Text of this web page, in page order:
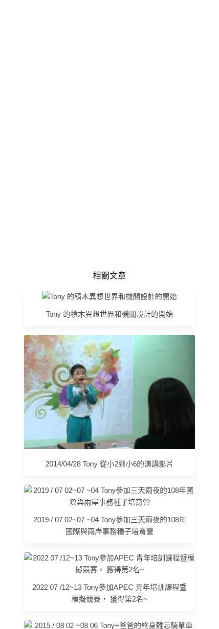
相關文章
Tony 的積木異想世界和機關設計的開始
2014/04/28 Tony 從小2到小6的演講影片
2019 / 07 02~07 ~04 Tony參加三天兩夜的108年
國際與兩岸事務種子培育營
2022 07 /12~13 Tony參加APEC 青年培訓課程暨
模擬競賽， 獲得第2名~